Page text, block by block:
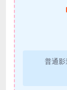
普通影